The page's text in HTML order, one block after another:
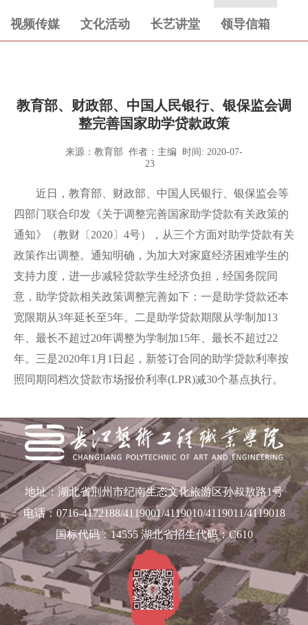
视频传媒 文化活动 长艺讲堂 领导信箱
教育部、财政部、中国人民银行、银保监会调
整完善国家助学贷款政策
来源：教育部 作者：主编 时间: 2020-07-
23
近日，教育部、财政部、中国人民银行、银保监会等
四部门联合印发《关于调整完善国家助学贷款有关政策的
通知》（教财〔2020〕4号），从三个方面对助学贷款有关
政策作出调整。通知明确，为加大对家庭经济困难学生的
支持力度，进一步减轻贷款学生经济负担，经国务院同
意，助学贷款相关政策调整完善如下：一是助学贷款还本
宽限期从3年延长至5年。二是助学贷款期限从学制加13
年、最长不超过20年调整为学制加15年、最长不超过22
年。三是2020年1月1日起，新签订合同的助学贷款利率按
照同期同档次贷款市场报价利率(LPR)减30个基点执行。
地址：湖北省荆州市纪南生态文化旅游区孙叔敖路1号
电话：0716-4172188/4119001/4119010/4119011/4119018
国标代码：14555 湖北省招生代码：C610